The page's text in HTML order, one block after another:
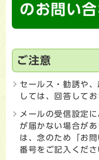
のお問い
ご注意
セールス・勧誘や
しては、回答してお
メールの受信設定
が届かない場合が
は、念のため「お
番号をご記入くださ